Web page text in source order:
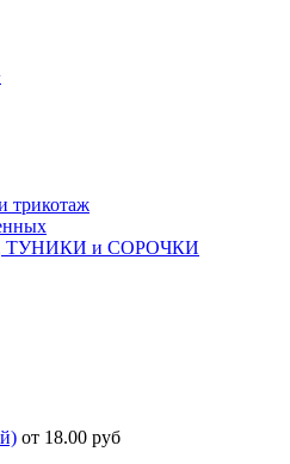
трикотаж
и СОРОЧКИ
от 18.00 руб